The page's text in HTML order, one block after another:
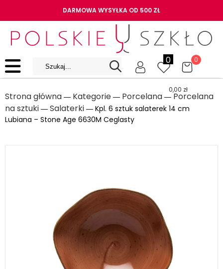
DARMOWA WYSYŁKA OD 500 ZŁ
0 0
0,00 zł
Strona główna ― Kategorie ― Porcelana ― Porcelana
na sztuki ― Salaterki ― Kpl. 6 sztuk salaterek 14 cm
Lubiana – Stone Age 6630M Ceglasty